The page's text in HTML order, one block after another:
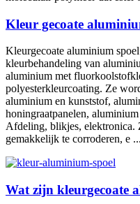
Kleur gecoate
Kleurgecoate aluminium
kleurbehandeling van
aluminium met
polyesterkleurcoating. Ze
aluminium en kunststof,
honingraatpanelen,
Afdeling, blikjes, elektronica.
gemakkelijk te corroderen, e ...
Wat zijn kleurgecoate